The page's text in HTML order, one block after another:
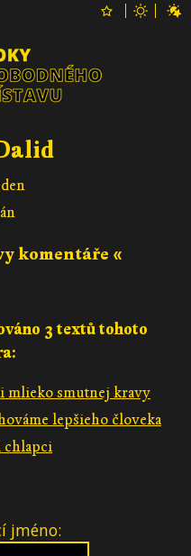
komentáře «
3 textů tohoto
mlieko smutnej kravy
lepšieho človeka
chlapci
jméno: